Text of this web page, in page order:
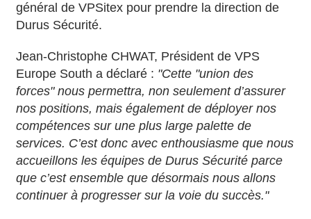
général de VPSitex pour prendre la direction de
Durus Sécurité.
Jean-Christophe CHWAT, Président de VPS
Europe South a déclaré : "Cette "union des
forces" nous permettra, non seulement d’assurer
nos positions, mais également de déployer nos
compétences sur une plus large palette de
services. C’est donc avec enthousiasme que nous
accueillons les équipes de Durus Sécurité parce
que c’est ensemble que désormais nous allons
continuer à progresser sur la voie du succès."